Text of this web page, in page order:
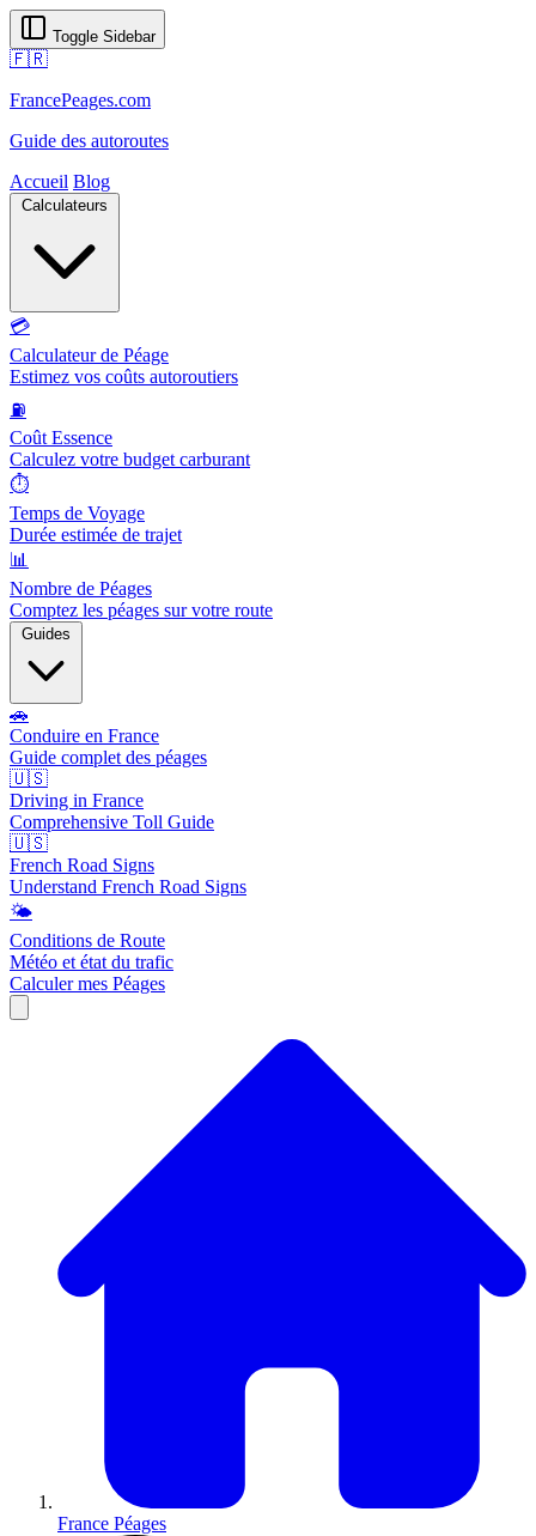
Toggle Sidebar
🇫🇷
FrancePeages.com
Guide des autoroutes
Accueil Blog
Calculateurs
💳
Calculateur de Péage
Estimez vos coûts autoroutiers
⛽
Coût Essence
Calculez votre budget carburant
⏱️
Temps de Voyage
Durée estimée de trajet
📊
Nombre de Péages
Comptez les péages sur votre route
Guides
🚗
Conduire en France
Guide complet des péages
🇺🇸
Driving in France
Comprehensive Toll Guide
🇺🇸
French Road Signs
Understand French Road Signs
🌤️
Conditions de Route
Météo et état du trafic
Calculer mes Péages
France Péages